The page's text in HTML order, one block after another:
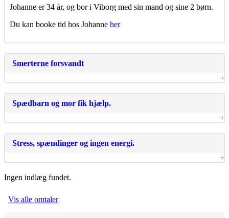
Johanne er 34 år, og bor i Viborg med sin mand og sine 2 børn.
Du kan booke tid hos Johanne her
Smerterne forsvandt
Spædbarn og mor fik hjælp.
Stress, spændinger og ingen energi.
Ingen indlæg fundet.
Vis alle omtaler